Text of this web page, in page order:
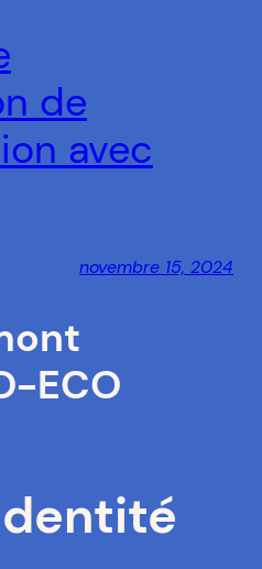
de
avec
novembre 15, 2024
ECO